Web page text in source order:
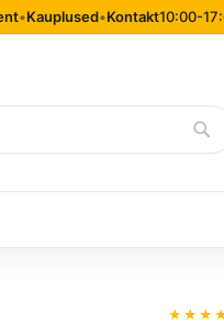
•Kauplused•Kontakt10:00-